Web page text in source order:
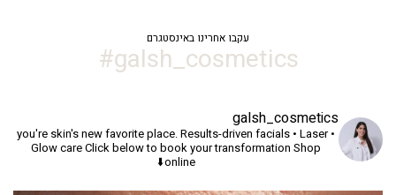
עקבו אחרינו באינסטגרם
galsh_cosmetics#
galsh_cosmetics
you're skin's new favorite place.Results-driven facials • Laser •
Glow careClick below to book your transformation Shop
online⬇️